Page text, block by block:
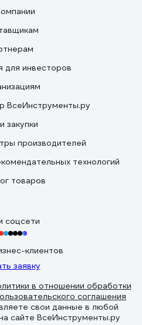
для инвесторов
ВсеИнструменты.ру
закупки
производителей
технологий
товаров
соцсети
клиентов
заявку
в отношении обработки
соглашения
свои данные в любой
сайте ВсеИнструменты.ру